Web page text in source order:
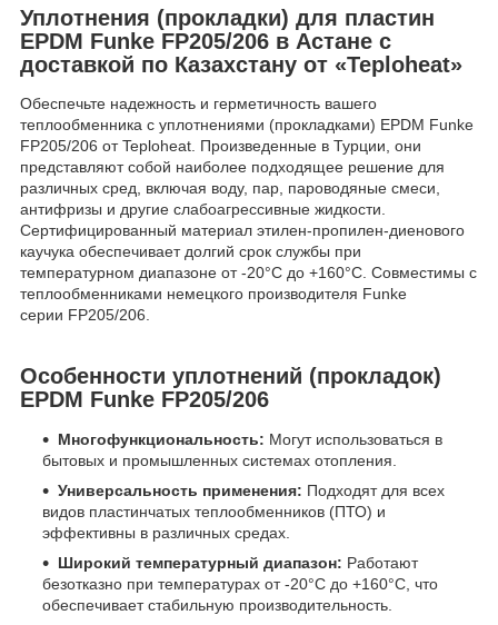
Уплотнения (прокладки) для пластин
EPDM Funke FP205/206 в Астане с
доставкой по Казахстану от «Teploheat»
Обеспечьте надежность и герметичность вашего
теплообменника с уплотнениями (прокладками) EPDM Funke
FP205/206 от Teploheat. Произведенные в Турции, они
представляют собой наиболее подходящее решение для
различных сред, включая воду, пар, пароводяные смеси,
антифризы и другие слабоагрессивные жидкости.
Сертифицированный материал этилен-пропилен-диенового
каучука обеспечивает долгий срок службы при
температурном диапазоне от -20°С до +160°С. Совместимы с
теплообменниками немецкого производителя Funke
серии FP205/206.
Особенности уплотнений (прокладок)
EPDM Funke FP205/206
Многофункциональность: Могут использоваться в
бытовых и промышленных системах отопления.
Универсальность применения: Подходят для всех
видов пластинчатых теплообменников (ПТО) и
эффективны в различных средах.
Широкий температурный диапазон: Работают
безотказно при температурах от -20°С до +160°С, что
обеспечивает стабильную производительность.